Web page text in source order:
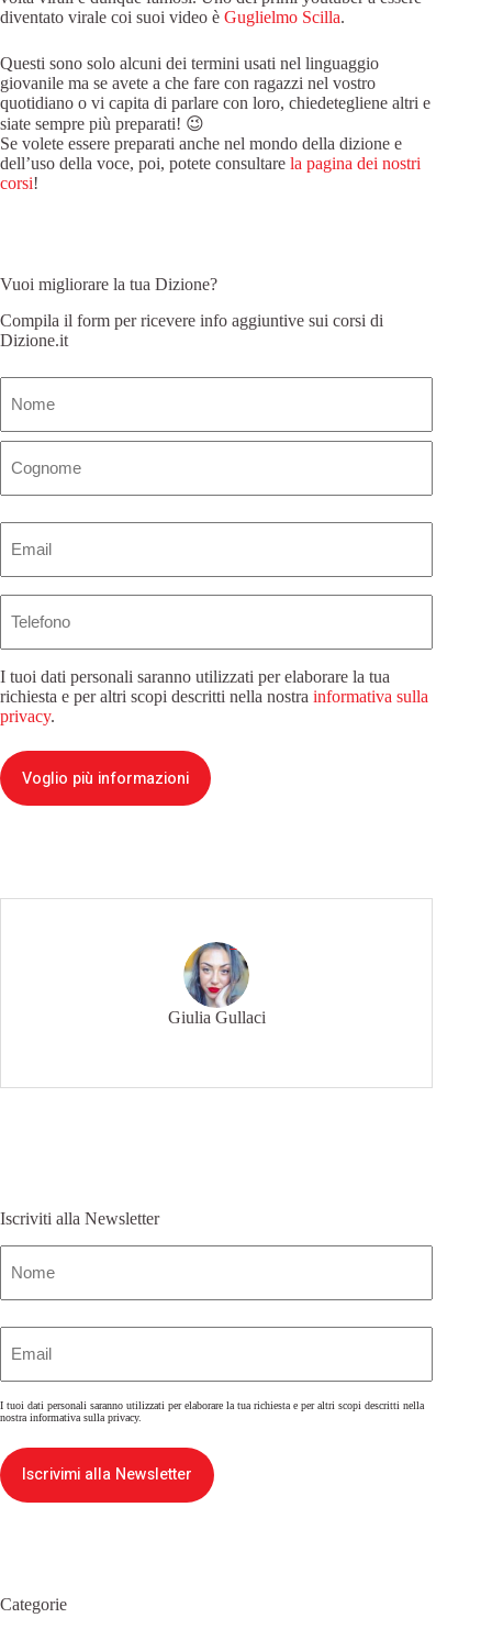
diventato virale coi suoi video è Guglielmo Scilla.
Questi sono solo alcuni dei termini usati nel linguaggio
giovanile ma se avete a che fare con ragazzi nel vostro
quotidiano o vi capita di parlare con loro, chiedetegliene altri e
siate sempre più preparati! 😉
Se volete essere preparati anche nel mondo della dizione e
dell’uso della voce, poi, potete consultare la pagina dei nostri
corsi!
Vuoi migliorare la tua Dizione?
Compila il form per ricevere info aggiuntive sui corsi di
Dizione.it
I tuoi dati personali saranno utilizzati per elaborare la tua
richiesta e per altri scopi descritti nella nostra informativa sulla
privacy.
Voglio più informazioni
Giulia Gullaci
Iscriviti alla Newsletter
I tuoi dati personali saranno utilizzati per elaborare la tua richiesta e per altri scopi descritti nella
nostra informativa sulla privacy.
Iscrivimi alla Newsletter
Categorie